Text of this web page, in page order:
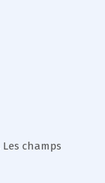
Les champs